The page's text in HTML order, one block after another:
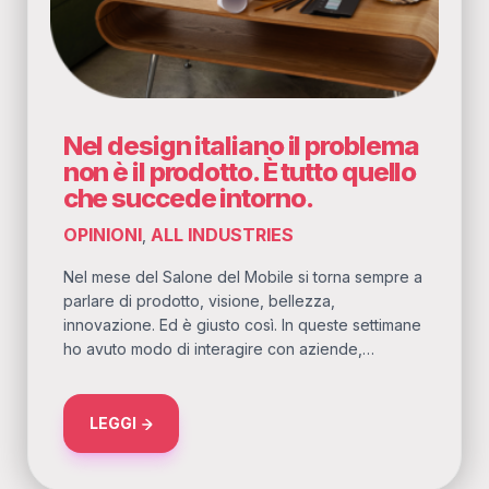
Nel design italiano il problema
non è il prodotto. È tutto quello
che succede intorno.
OPINIONI ALL INDUSTRIES
Nel mese del Salone del Mobile si torna sempre a
parlare di prodotto, visione, bellezza,
innovazione. Ed è giusto così. In queste settimane
ho avuto modo di interagire con aziende,…
LEGGIABOUT NEL DESIGN ITALIANO IL PROBLEMA